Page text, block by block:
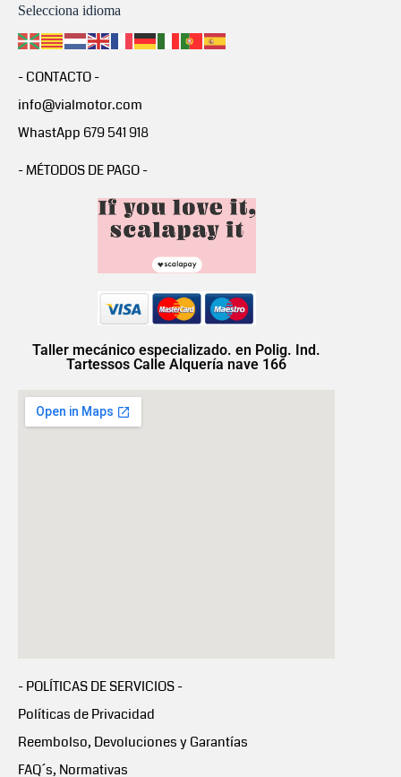
Selecciona idioma
- CONTACTO -
info@vialmotor.com
WhastApp 679 541 918
- MÉTODOS DE PAGO -
Taller mecánico especializado. en Polig. Ind.
Tartessos Calle Alquería nave 166
- POLÍTICAS DE SERVICIOS -
Políticas de Privacidad
Reembolso, Devoluciones y Garantías
FAQ´s, Normativas